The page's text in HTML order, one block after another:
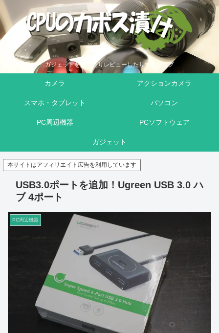
ガジェットを買ったりレビューしたりするブログ
カメラ アクションカメラ
スマホ・タブレット パソコン
PC周辺機器 PCソフトウェア
ガジェット
本サイトはアフィリエイト広告を利用しています
USB3.0ポートを追加！Ugreen USB 3.0 ハ
ブ 4ポート
PC周辺機器